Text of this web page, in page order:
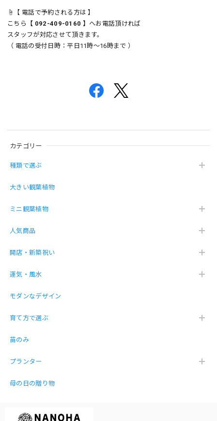
☝️【 電話で予約される方は 】
こちら
【 092-409-0160 】 へお電話頂ければ
スタッフが対応させて頂きます。
（ 電話の受付日時：平日11時〜16時まで ）
カテゴリー
種類で選ぶ
大きい観葉植物
ミニ観葉植物
人気商品
開店・新築祝い
運気・風水
モダンなデザイン
育て方で選ぶ
苗のみ
プランター
母の日の贈り物